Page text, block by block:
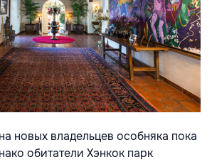
новых владельцев особняка пока
обитатели Хэнкок парк